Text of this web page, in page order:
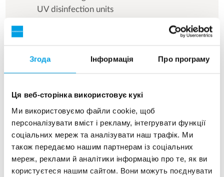
Згода Інформація Про програму
Ця веб-сторінка використовує кукі
Ми використовуємо файли cookie, щоб
персоналізувати вміст і рекламу, інтегрувати функції
соціальних мереж та аналізувати наш трафік. Ми
також передаємо нашим партнерам із соціальних
мереж, реклами й аналітики інформацію про те, як ви
користуєтеся нашим сайтом. Вони можуть поєднувати
UV disinfection units
Endress+Hauser measuring equipment and data
Pressure filter 2 x TFB 30
See more references
Показ 3 для 156 Референції